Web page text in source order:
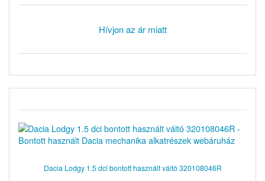
Hívjon az ár miatt
Dacia Lodgy 1.5 dci bontott használt váltó 320108046R